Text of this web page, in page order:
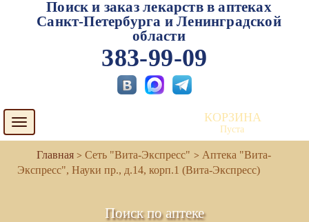
Поиск и заказ лекарств в аптеках
Санкт-Петербурга и Ленинградской
области
383-99-09
Toggle
navigation
КОРЗИНА
Пуста
Сеть "Вита-Экспресс"
Аптека "Вита-
Экспресс", Науки пр., д.14, корп.1 (Вита-Экспресс)
Поиск по аптеке